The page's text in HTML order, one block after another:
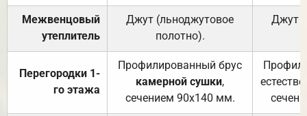
Межвенцовый
утеплитель
Джут (льноджутовое
полотно).
Джут
Перегородки 1-
го этажа
Профилированный брус
камерной сушки,
сечением 90х140 мм.